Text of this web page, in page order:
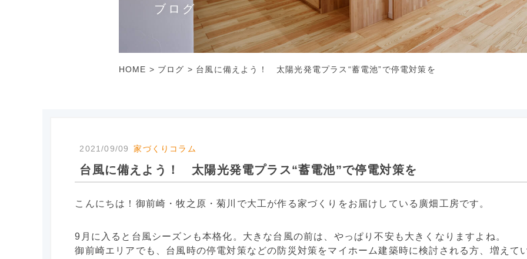
ブログ
HOME > ブログ > 台風に備えよう！ 太陽光発電プラス“蓄電池”で停電対策を
台風に備えよう！ 太陽光発電プラス“蓄電池”で停電対策を
2021/09/09 家づくりコラム
こんにちは！御前崎・牧之原・菊川で大工が作る家づくりをお届けしている廣畑工房です。
9月に入ると台風シーズンも本格化。大きな台風の前は、やっぱり不安も大きくなりますよね。
御前崎エリアでも、台風時の停電対策などの防災対策をマイホーム建築時に検討される方、増えて